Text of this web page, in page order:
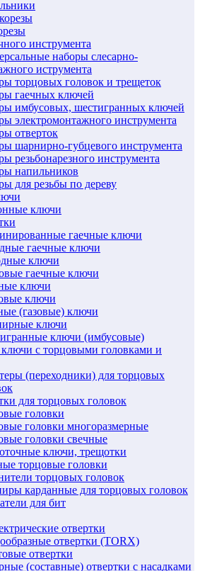
инструмента
наборы слесарно-
иструмента
торцовых головок и трещеток
гаечных ключей
имбусовых, шестигранных ключей
электромонтажного инструмента
отверток
шарнирно-губцевого инструмента
резьбонарезного инструмента
напильников
для резьбы по дереву
ключи
гаечные ключи
гаечные ключи
ключи
гаечные ключи
ключи
ключи
(газовые) ключи
ключи
ключи (имбусовые)
с торцовыми головками и
(переходники) для торцовых
для торцовых головок
головки
головки многоразмерные
головки свечные
ключи, трещотки
торцовые головки
торцовых головок
карданные для торцовых головок
для бит
отвертки
отвертки (TORX)
отвертки
(составные) отвертки с насадками